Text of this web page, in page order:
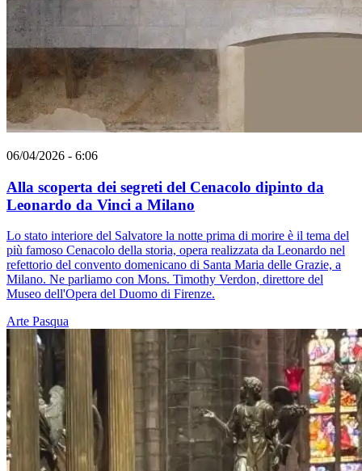
06/04/2026 - 6:06
Alla scoperta dei segreti del Cenacolo dipinto da
Leonardo da Vinci a Milano
Lo stato interiore del Salvatore la notte prima di morire è il tema del
più famoso Cenacolo della storia, opera realizzata da Leonardo nel
refettorio del convento domenicano di Santa Maria delle Grazie, a
Milano. Ne parliamo con Mons. Timothy Verdon, direttore del
Museo dell'Opera del Duomo di Firenze.
Arte Pasqua